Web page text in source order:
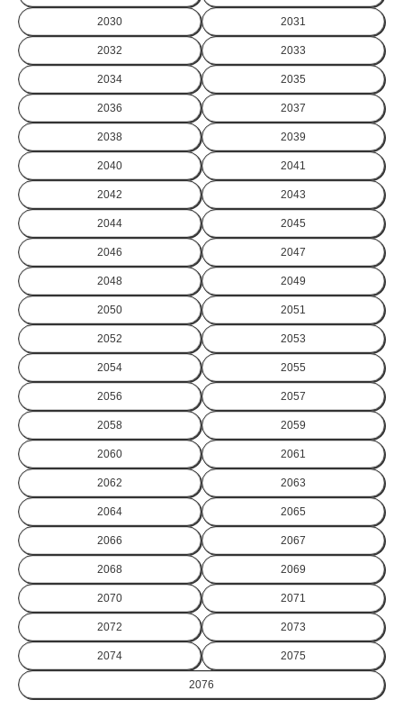
2030 2031
2032 2033
2034 2035
2036 2037
2038 2039
2040 2041
2042 2043
2044 2045
2046 2047
2048 2049
2050 2051
2052 2053
2054 2055
2056 2057
2058 2059
2060 2061
2062 2063
2064 2065
2066 2067
2068 2069
2070 2071
2072 2073
2074 2075
2076